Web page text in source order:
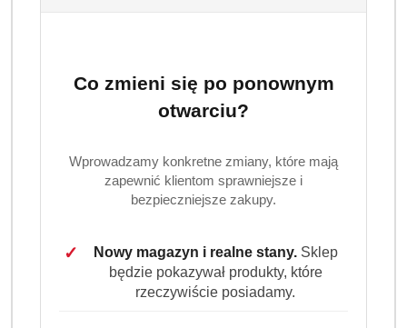
Kawa ziarnista Arabica illy ARABICA
SELECTION BRAZIL REGENERATIVE
Dostępność:
Brak towaru
Powiadom gdy produkt będzie dostępny
Co zmieni się po ponownym
otwarciu?
Wprowadzamy konkretne zmiany, które mają
zapewnić klientom sprawniejsze i
bezpieczniejsze zakupy.
✓ Nowy magazyn i realne stany.Sklep
będzie pokazywał produkty, które
rzeczywiście posiadamy.